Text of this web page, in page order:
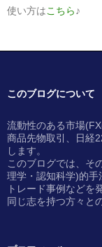
使い方はこちら♪
このブログについて
流動性のある市場
商品先物取引、日経
します。
このブログでは、そ
理学・認知科学)的
トレード事例などを
同じ志を持つ方々と